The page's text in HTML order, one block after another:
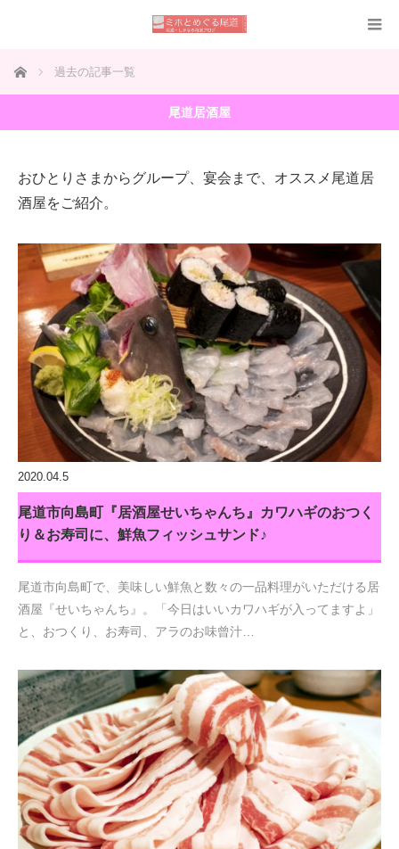
ホーム 過去の記事一覧
尾道居酒屋
おひとりさまからグループ、宴会まで、オススメ尾道居
酒屋をご紹介。
2020.04.5
尾道市向島町『居酒屋せいちゃんち』カワハギのおつく
り＆お寿司に、鮮魚フィッシュサンド♪
尾道市向島町で、美味しい鮮魚と数々の一品料理がいただける居
酒屋『せいちゃんち』。「今日はいいカワハギが入ってますよ」
と、おつくり、お寿司、アラのお味曾汁…